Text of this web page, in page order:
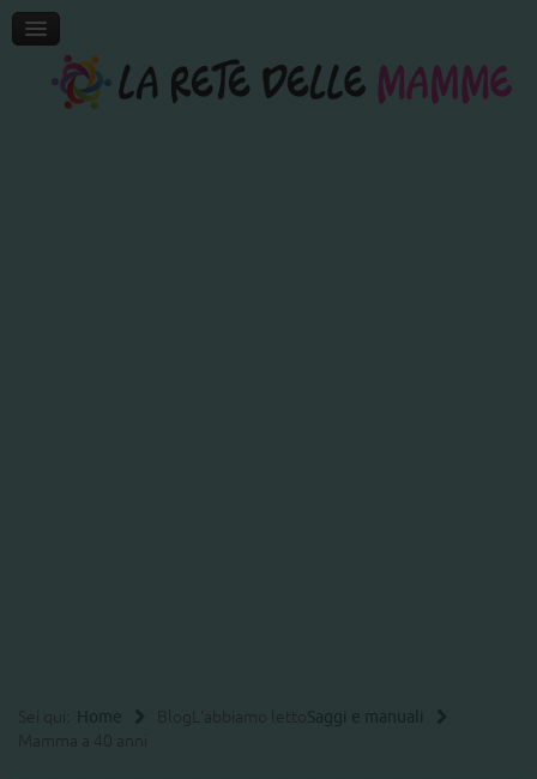
Sei qui: Home Blog L'abbiamo letto Saggi e manuali
Mamma a 40 anni